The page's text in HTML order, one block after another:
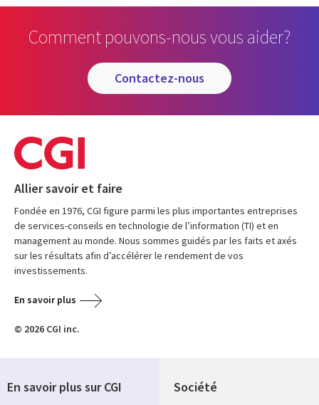
Comment pouvons-nous vous aider?
contactez-nous
Allier savoir et faire
Fondée en 1976, CGI figure parmi les plus importantes entreprises
de services-conseils en technologie de l’information (TI) et en
management au monde. Nous sommes guidés par les faits et axés
sur les résultats afin d’accélérer le rendement de vos
investissements.
En savoir plus
© 2026 CGI inc.
Société
En savoir plus sur CGI